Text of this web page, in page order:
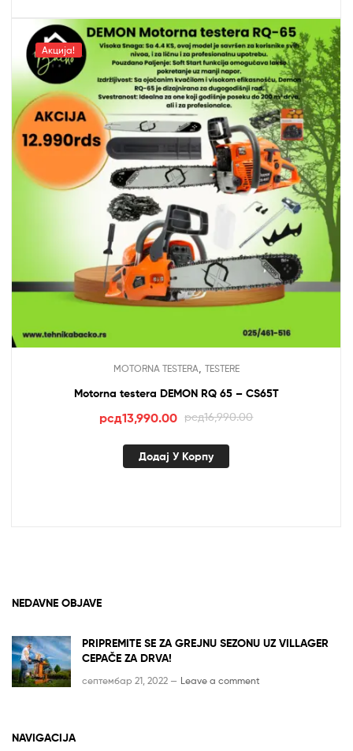
Акција!
MOTORNA TESTERA, TESTERE
Motorna testera DEMON RQ 65 – CS65T
рсд16,990.00
Оригинална
је
рсд13,990.00Тренутна
је:
Додај У Корпу
NEDAVNE OBJAVE
PRIPREMITE SE ZA GREJNU SEZONU UZ VILLAGER
CEPAČE ZA DRVA!
септембар 21, 2022 — Leave a comment
NAVIGACIJA